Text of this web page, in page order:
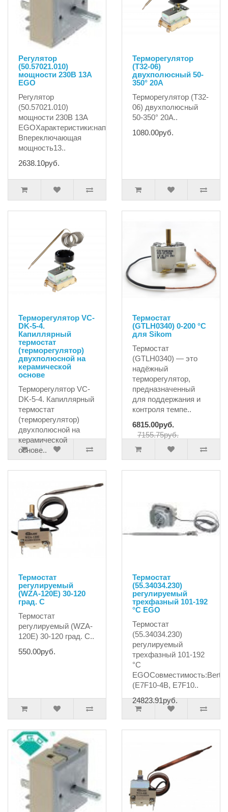
Регулятор
(50.57021.010)
мощности 230В 13А
EGO
Регулятор
(50.57021.010)
мощности 230В 13А
EGOХарактеристики:напряжение230
Впереключающая
мощность13..
2638.10руб.
Терморегулятор
(T32-06)
двухполюсный 50-
350° 20А
Терморегулятор (T32-
06) двухполюсный
50-350° 20А..
1080.00руб.
Терморегулятор VC-
DK-5-4.
Капиллярный
термостат
(терморегулятор)
двухполюсной на
керамической
основе
Терморегулятор VC-
DK-5-4. Капиллярный
термостат
(терморегулятор)
двухполюсной на
керамической
основе..
Термостат
(GTLH0340) 0-200 °С
для Sikom
Термостат
(GTLH0340) — это
надёжный
терморегулятор,
предназначенный
для поддержания и
контроля темпе..
6815.00руб.
7155.75руб.
Термостат
регулируемый
(WZA-120E) 30-120
град. С
Термостат
регулируемый (WZA-
120E) 30-120 град. С..
550.00руб.
Термостат
(55.34034.230)
регулируемый
трехфазный 101-192
°C EGO
Термостат
(55.34034.230)
регулируемый
трехфазный 101-192
°C
(E7F10-4B, E7F10..
24823.91руб.